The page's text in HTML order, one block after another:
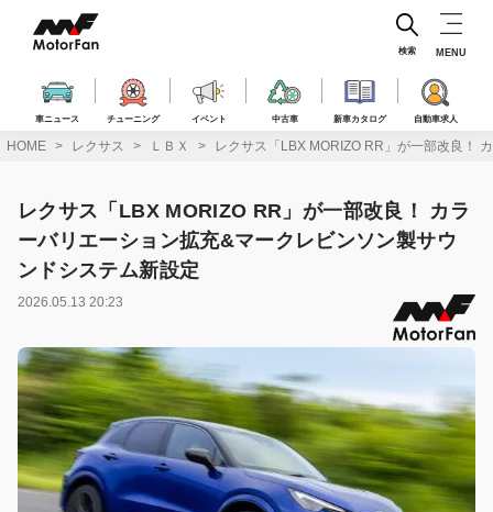
ス
車ニュース チューニング イベント 中古車 新車カタログ 自動車求人
検索 MENU
HOME レクサス ＬＢＸ レクサス「LBX MORIZO RR」が一部改良！
レクサス「LBX MORIZO RR」が一部改良！ カラ
ーバリエーション拡充&マークレビンソン製サウ
ンドシステム新設定
2026.05.13 20:23